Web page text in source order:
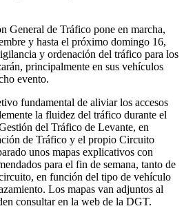
General de Tráfico pone en marcha,
y hasta el próximo domingo 16,
y ordenación del tráfico para los
principalmente en sus vehículos
evento.
fundamental de aliviar los accesos
la fluidez del tráfico durante el
del Tráfico de Levante, en
de Tráfico y el propio Circuito
unos mapas explicativos con
para el fin de semana, tanto de
en función del tipo de vehículo
Los mapas van adjuntos al
consultar en la web de la DGT.